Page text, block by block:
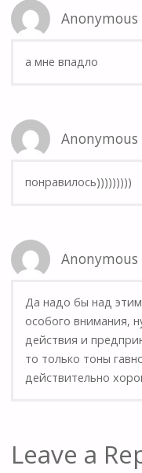
Anonymous
а мне впадло
Anonymous
понравилось)))))))))
Anonymous
Да надо бы над
особого внимания,
действия и
то только тоны
действительно
Leave a